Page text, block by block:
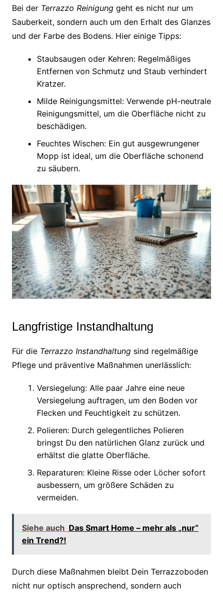
Bei der Terrazzo Reinigunggeht es nicht nur um
Sauberkeit, sondern auch um den Erhalt des Glanzes
und der Farbe des Bodens. Hier einige Tipps:
Staubsaugen oder Kehren: Regelmäßiges
Entfernen von Schmutz und Staub verhindert
Kratzer.
Milde Reinigungsmittel: Verwende pH-neutrale
Reinigungsmittel, um die Oberfläche nicht zu
beschädigen.
Feuchtes Wischen: Ein gut ausgewrungener
Mopp ist ideal, um die Oberfläche schonend
zu säubern.
Langfristige Instandhaltung
Für die Terrazzo Instandhaltungsind regelmäßige
Pflege und präventive Maßnahmen unerlässlich:
Versiegelung: Alle paar Jahre eine neue
Versiegelung auftragen, um den Boden vor
Flecken und Feuchtigkeit zu schützen.
Polieren: Durch gelegentliches Polieren
bringst Du den natürlichen Glanz zurück und
erhältst die glatte Oberfläche.
Reparaturen: Kleine Risse oder Löcher sofort
ausbessern, um größere Schäden zu
vermeiden.
Siehe auch Das Smart Home – mehr als „nur“
ein Trend?!
Durch diese Maßnahmen bleibt Dein Terrazzoboden
nicht nur optisch ansprechend, sondern auch